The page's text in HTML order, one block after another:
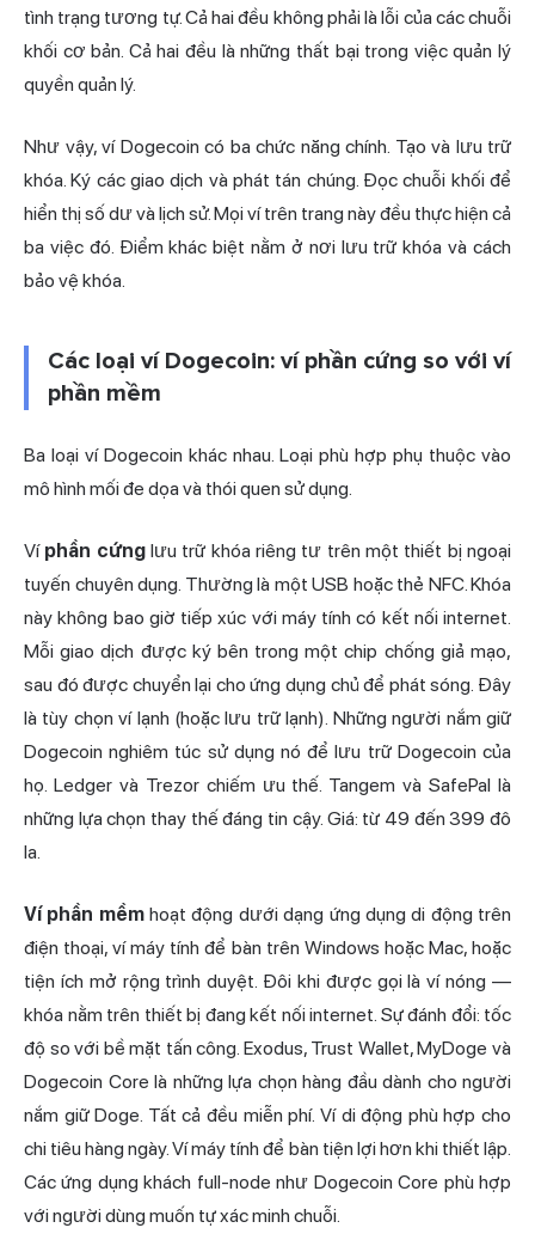
tình trạng tương tự. Cả hai đều không phải là lỗi của các chuỗi
khối cơ bản. Cả hai đều là những thất bại trong việc quản lý
quyền quản lý.
Như vậy, ví Dogecoin có ba chức năng chính. Tạo và lưu trữ
khóa. Ký các giao dịch và phát tán chúng. Đọc chuỗi khối để
hiển thị số dư và lịch sử. Mọi ví trên trang này đều thực hiện cả
ba việc đó. Điểm khác biệt nằm ở nơi lưu trữ khóa và cách
bảo vệ khóa.
Các loại ví Dogecoin: ví phần cứng so với ví
phần mềm
Ba loại ví Dogecoin khác nhau. Loại phù hợp phụ thuộc vào
mô hình mối đe dọa và thói quen sử dụng.
Ví phần cứnglưu trữ khóa riêng tư trên một thiết bịngoại
tuyến chuyên dụng. Thường là một USB hoặc thẻ NFC. Khóa
này không bao giờ tiếp xúc với máy tính có kết nối internet.
Mỗi giao dịch được ký bên trong một chip chống giả mạo,
sau đó được chuyển lại cho ứng dụng chủ để phát sóng. Đây
là tùy chọn ví lạnh (hoặc lưu trữ lạnh). Những người nắm giữ
Dogecoin nghiêm túc sử dụng nó để lưu trữ Dogecoin của
họ. Ledger và Trezor chiếm ưu thế. Tangem và SafePal là
những lựa chọn thay thế đáng tin cậy. Giá: từ 49 đến 399 đô
la.
Ví phần mềmhoạt động dưới dạng ứng dụng di động trên
điện thoại, ví máy tính để bàn trên Windows hoặc Mac, hoặc
tiện ích mở rộng trình duyệt. Đôi khi được gọi là ví nóng —
khóa nằm trên thiết bị đang kết nối internet. Sự đánh đổi: tốc
độ so với bề mặt tấn công. Exodus, Trust Wallet, MyDoge và
Dogecoin Core là những lựa chọn hàng đầu dành cho người
nắm giữ Doge. Tất cả đều miễn phí. Ví di động phù hợp cho
chi tiêu hàng ngày. Ví máy tính để bàn tiện lợi hơn khi thiết lập.
Các ứng dụng khách full-node như Dogecoin Core phù hợp
với người dùng muốn tự xác minh chuỗi.